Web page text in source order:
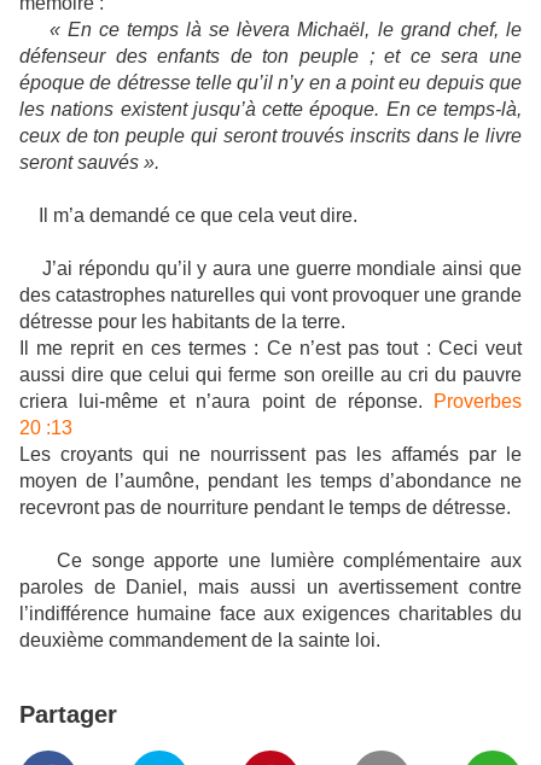
« En ce temps là se lèvera Michaël, le grand chef, le
défenseur des enfants de ton peuple ; et ce sera une
époque de détresse telle qu’il n’y en a point eu depuis que
les nations existent jusqu’à cette époque. En ce temps-là,
ceux de ton peuple qui seront trouvés inscrits dans le livre
seront sauvés ».
Il m’a demandé ce que cela veut dire.
J’ai répondu qu’il y aura une guerre mondiale ainsi que
des catastrophes naturelles qui vont provoquer une grande
détresse pour les habitants de la terre.
Il me reprit en ces termes : Ce n’est pas tout : Ceci veut
aussi dire que celui qui ferme son oreille au cri du pauvre
criera lui-même et n’aura point de réponse.
Proverbes
20 :13
Les croyants qui ne nourrissent pas les affamés par le
moyen de l’aumône, pendant les temps d’abondance ne
recevront pas de nourriture pendant le temps de détresse.
Ce songe apporte une lumière complémentaire aux
paroles de Daniel, mais aussi un avertissement contre
l’indifférence humaine face aux exigences charitables du
deuxième commandement de la sainte loi.
Partager